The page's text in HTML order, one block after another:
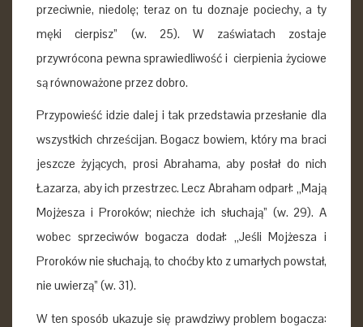
przeciwnie, niedolę; teraz on tu doznaje pociechy, a ty
męki cierpisz” (w. 25). W zaświatach zostaje
przywrócona pewna sprawiedliwość i cierpienia życiowe
są równoważone przez dobro.
Przypowieść idzie dalej i tak przedstawia przesłanie dla
wszystkich chrześcijan. Bogacz bowiem, który ma braci
jeszcze żyjących, prosi Abrahama, aby posłał do nich
Łazarza, aby ich przestrzec. Lecz Abraham odparł: „Mają
Mojżesza i Proroków; niechże ich słuchają” (w. 29). A
wobec sprzeciwów bogacza dodał: „Jeśli Mojżesza i
Proroków nie słuchają, to choćby kto z umarłych powstał,
nie uwierzą” (w. 31).
W ten sposób ukazuje się prawdziwy problem bogacza: